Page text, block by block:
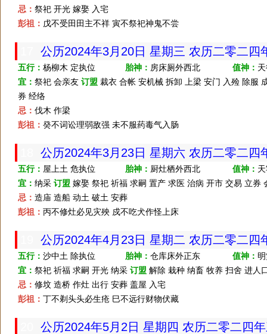
忌： 祭祀 开光 嫁娶 入宅
彭祖： 戊不受田田主不祥 寅不祭祀神鬼不尝
公历2024年3月20日 星期三 农历二零二
五行： 杨柳木 定执位 胎神： 房床厕外西北 值神：
宜： 祭祀 会亲友 订盟 裁衣 合帐 安机械 拆卸 上梁 安门 入殓 除服
券 经络
忌： 伐木 作梁
彭祖： 癸不词讼理弱敌强 未不服药毒气入肠
公历2024年3月23日 星期六 农历二零二
五行： 屋上土 危执位 胎神： 厨灶栖外西北 值神：
宜： 纳采 订盟 嫁娶 祭祀 祈福 求嗣 置产 求医 治病 开市 交易 立
忌： 造庙 造船 动土 破土 安葬
彭祖： 丙不修灶必见灾殃 戍不吃犬作怪上床
公历2024年4月23日 星期二 农历二零二
五行： 沙中土 除执位 胎神： 仓库床外正东 值神：
宜： 祭祀 祈福 求嗣 开光 纳采 订盟 解除 栽种 纳畜 牧养 扫舍 进人
忌： 修坟 造桥 作灶 出行 安葬 盖屋 入宅
彭祖： 丁不剃头头必生疮 巳不远行财物伏藏
公历2024年5月2日 星期四 农历二零二四